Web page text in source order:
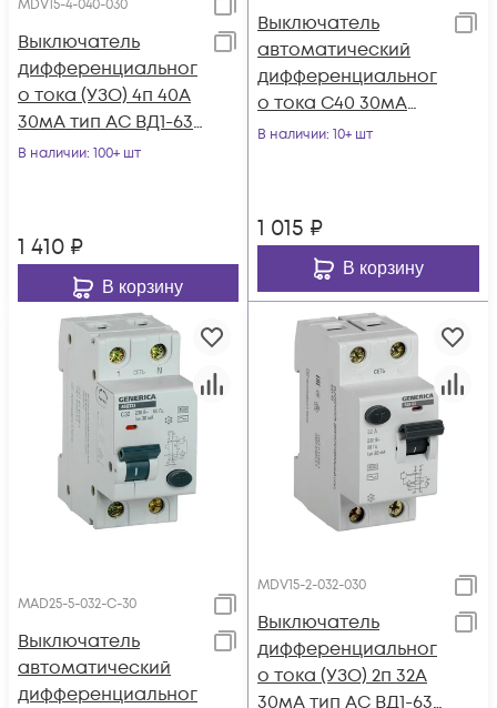
MDV15-4-040-030
Выключатель
дифференциальног
о тока (УЗО) 4п 40А
30мА тип AC ВД1-63
GENERICA MDV15-4-
В наличии: 100+ шт
1 410 ₽
В корзину
Выключатель
автоматический
дифференциальног
о тока C40 30мА
АВДТ 32 GENERICA
В наличии: 10+ шт
1 015 ₽
В корзину
MAD25-5-032-C-30
Выключатель
автоматический
дифференциальног
MDV15-2-032-030
Выключатель
дифференциальног
о тока (УЗО) 2п 32А
30мА тип AC ВД1-63